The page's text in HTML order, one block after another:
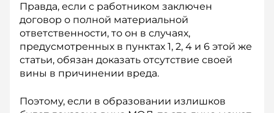
Правда, если с работником заключен
договор о полной материальной
ответственности, то он в случаях,
предусмотренных в пунктах 1, 2, 4 и 6 этой же
статьи, обязан доказать отсутствие своей
вины в причинении вреда.
Поэтому, если в образовании излишков